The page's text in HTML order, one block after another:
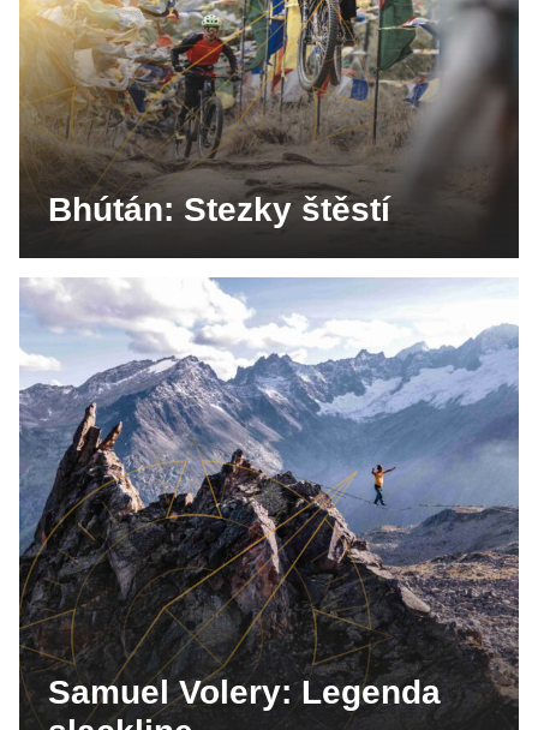
Bhútán: Stezky štěstí
Samuel Volery: Legenda